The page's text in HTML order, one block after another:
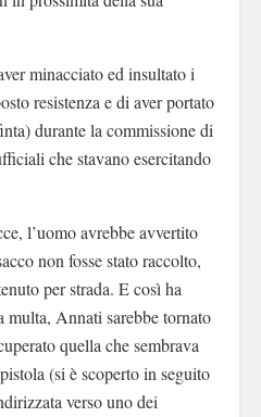
minacciato ed insultato i
resistenza e di aver portato
durante la commissione di
che stavano esercitando
l’uomo avrebbe avvertito
non fosse stato raccolto,
per strada. E così ha
Annati sarebbe tornato
quella che sembrava
(si è scoperto in seguito
verso uno dei